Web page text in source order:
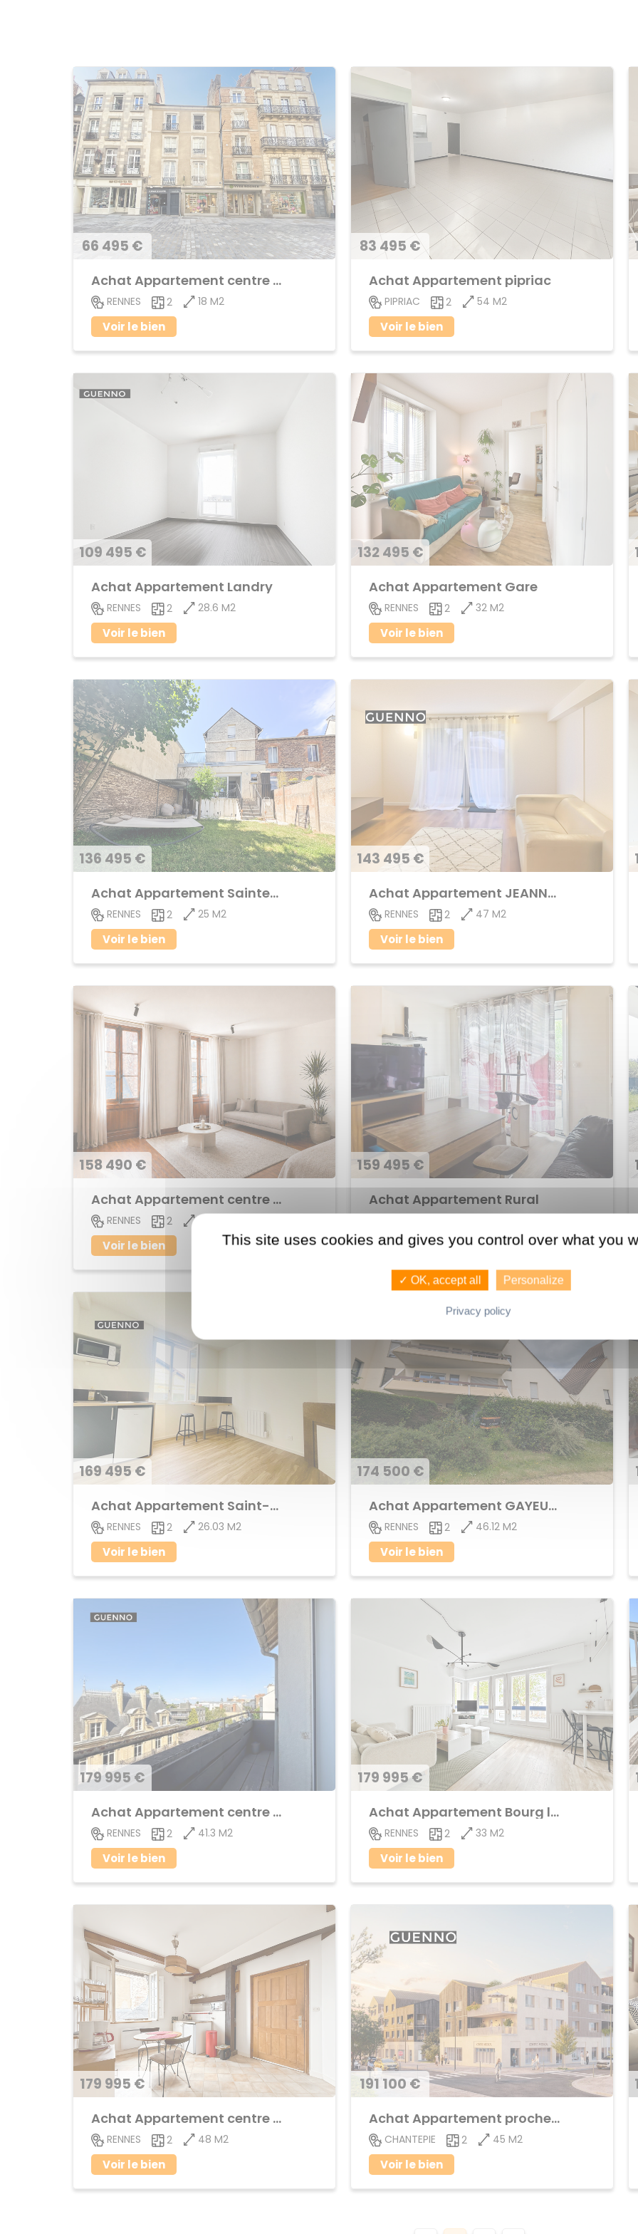
66 495 €
Achat Appartement centre ville
RENNES 2 18 M2
Voir le bien
83 495 €
Achat Appartement pipriac
PIPRIAC 2 54 M2
Voir le bien
109 495 €
Achat Appartement Landry
RENNES 2 28.6 M2
Voir le bien
132 495 €
Achat Appartement Gare
RENNES 2 32 M2
Voir le bien
136 495 €
Achat Appartement Sainte-Thérèse
RENNES 2 25 M2
Voir le bien
143 495 €
Achat Appartement JEANNE d'ARC - BEAULIEU
RENNES 2 47 M2
Voir le bien
158 490 €
Achat Appartement centre ville
RENNES 2 35.87 M2
Voir le bien
159 495 €
Achat Appartement Rural
Voir le bien
169 495 €
Achat Appartement Saint-Helier
RENNES 2 26.03 M2
Voir le bien
174 500 €
Achat Appartement GAYEULLES
RENNES 2 46.12 M2
Voir le bien
179 995 €
Achat Appartement centre ville
RENNES 2 41.3 M2
Voir le bien
179 995 €
Achat Appartement Bourg l'Evêque
RENNES 2 33 M2
Voir le bien
179 995 €
Achat Appartement centre ville
RENNES 2 48 M2
Voir le bien
191 100 €
Achat Appartement proche centre ville
CHANTEPIE 2 45 M2
Voir le bien
This site uses cookies and gives you control over what you
✓ OK, accept all Personalize
Privacy policy